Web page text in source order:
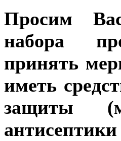
Просим
набора
принять
иметь
защиты